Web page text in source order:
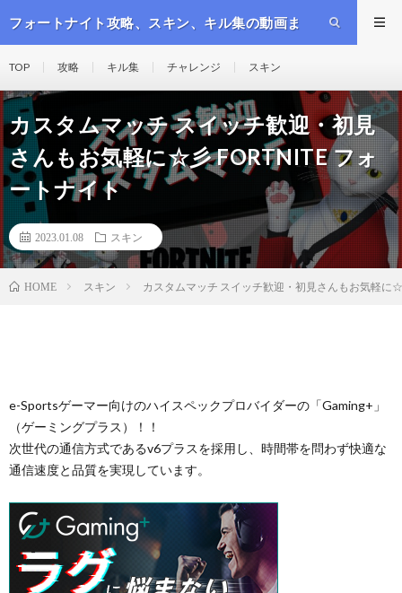
フォートナイト攻略、スキン、キル集の動画ま
TOP 攻略 キル集 チャレンジ スキン
カスタムマッチ スイッチ歓迎・初見
さんもお気軽に☆彡 FORTNITE フォ
ートナイト
2023.01.08 スキン
HOME スキン カスタムマッチ スイッチ歓迎・初見さんもお気軽に
e-Sportsゲーマー向けのハイスペックプロバイダーの「Gaming+」
（ゲーミングプラス）！！
次世代の通信方式であるv6プラスを採用し、時間帯を問わず快適な
通信速度と品質を実現しています。